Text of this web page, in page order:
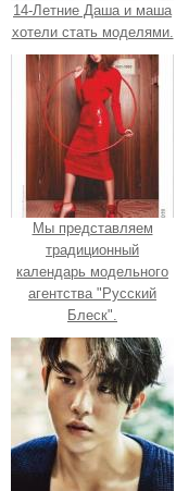
14-Летние Даша и маша
хотели стать моделями.
Мы представляем
традиционный
календарь модельного
агентства "Русский
Блеск".